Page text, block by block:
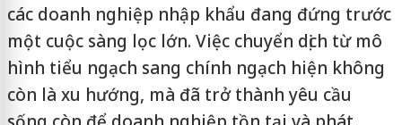
các doanh nghiệp nhập khẩu đang đứng trước
một cuộc sàng lọc lớn. Việc chuyển dịch từ mô
hình tiểu ngạch sang chính ngạch hiện không
còn là xu hướng, mà đã trở thành yêu cầu